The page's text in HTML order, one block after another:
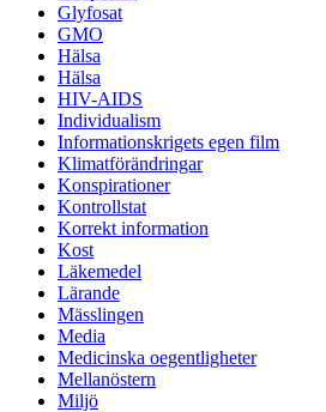
Glyfosat
GMO
Hälsa
Hälsa
HIV-AIDS
Individualism
Informationskrigets egen film
Klimatförändringar
Konspirationer
Kontrollstat
Korrekt information
Kost
Läkemedel
Lärande
Mässlingen
Media
Medicinska oegentligheter
Mellanöstern
Miljö